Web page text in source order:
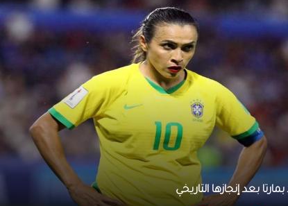
ثمينة لمصر أمام إسبانيا في أولمبياد طوكيو
القوس والسهم
المشاركة الآسيوية
للمدربين